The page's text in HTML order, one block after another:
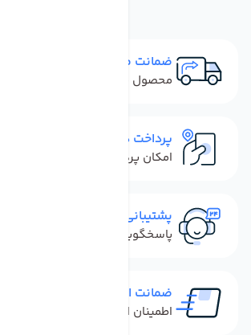
ضمانت مرجوعی
محصول نباید آسیب دیده باشد
پرداخت در محل
امکان پرداخت کل فاکتور در محل
پشتیبانی سریع
پاسخگویی سریع به تماس‌ها و
ضمانت اصل بودن کالا
اطمینان از خرید کالای اورجینال